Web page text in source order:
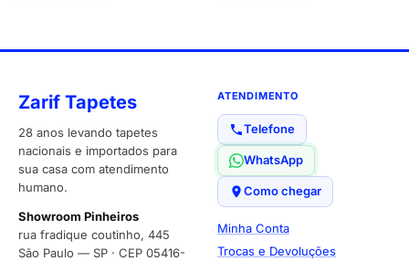
Zarif Tapetes
28 anos levando tapetes
nacionais e importados para
sua casa com atendimento
humano.
Showroom Pinheiros
rua fradique coutinho, 445
São Paulo — SP · CEP 05416-
ATENDIMENTO
Telefone
WhatsApp
Como chegar
Minha Conta
Trocas e Devoluções